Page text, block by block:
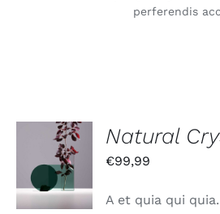
perferendis
IN DEN
WARENKORB
/
DETAILS
Natural
€99,99
A et quia qui